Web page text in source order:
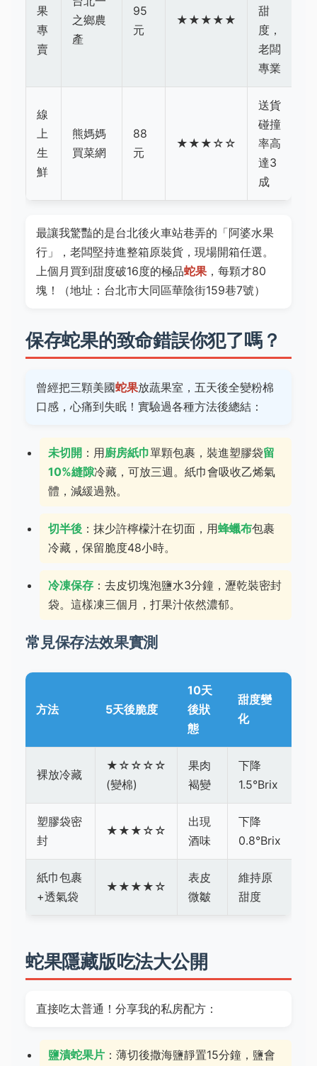
果
專
賣
之鄉農
產
95
元
★★★★★
甜
度，
老闆
專業
線
上
生
鮮
熊媽媽
買菜網
88
元
★★★☆☆
送貨
碰撞
率高
達3
成
最讓我驚豔的是台北後火車站巷弄的「阿婆水果
行」，老闆堅持進整箱原裝貨，現場開箱任選。
上個月買到甜度破16度的極品蛇果 ，每顆才80
塊！（地址：台北市大同區華陰街159巷7號）
保存蛇果的致命錯誤你犯了嗎？
曾經把三顆美國蛇果放蔬果室，五天後全變粉棉
口感，心痛到失眠！實驗過各種方法後總結：
未切開 ：用廚房紙巾單顆包裹，裝進塑膠袋留
10%縫隙冷藏，可放三週。紙巾會吸收乙烯氣
體，減緩過熟。
切半後 ：抹少許檸檬汁在切面，用蜂蠟布包裹
冷藏，保留脆度48小時。
冷凍保存 ：去皮切塊泡鹽水3分鐘，瀝乾裝密封
袋。這樣凍三個月，打果汁依然濃郁。
常見保存法效果實測
方法 5天後脆度
10天
後狀
態
甜度變
化
裸放冷藏
★☆☆☆☆
(變棉)
果肉
褐變
下降
1.5°Brix
塑膠袋密
封
★★★☆☆
出現
酒味
下降
0.8°Brix
紙巾包裹
+透氣袋
★★★★☆
表皮
微皺
維持原
甜度
蛇果隱藏版吃法大公開
直接吃太普通！分享我的私房配方：
鹽漬蛇果片 ：薄切後撒海鹽靜置15分鐘，鹽會